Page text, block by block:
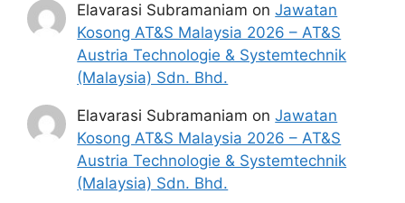
Kategori Penerima STR & BERSTATUS
Miskin/Miskin Tegar eKasih:
PENERIMA
STR
&
(BERSTATUS
AGIHAN
BULANAN
(RM)
JANUARI –
AGIHAN
BULANAN
(RM)
Elavarasi Subramaniam onJawatan
Kosong AT&S Malaysia 2026 – AT&S
Austria Technologie & Systemtechnik
(Malaysia) Sdn. Bhd.
Elavarasi Subramaniam onJawatan
Kosong AT&S Malaysia 2026 – AT&S
Austria Technologie & Systemtechnik
(Malaysia) Sdn. Bhd.